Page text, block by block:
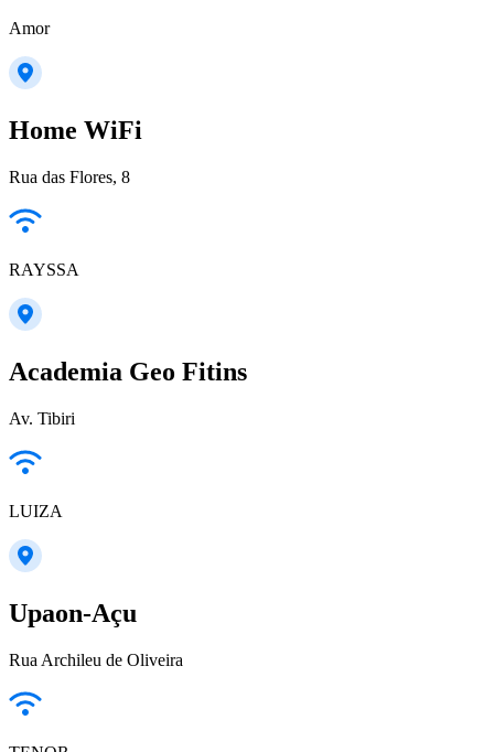
Amor
Home WiFi
Rua das Flores, 8
RAYSSA
Academia Geo Fitins
Av. Tibiri
LUIZA
Upaon-Açu
Rua Archileu de Oliveira